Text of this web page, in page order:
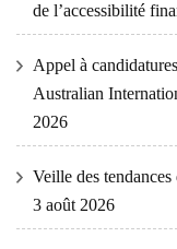
de l’accessibilité
Appel à
Australian
2026
Veille des tendances
3 août 2026